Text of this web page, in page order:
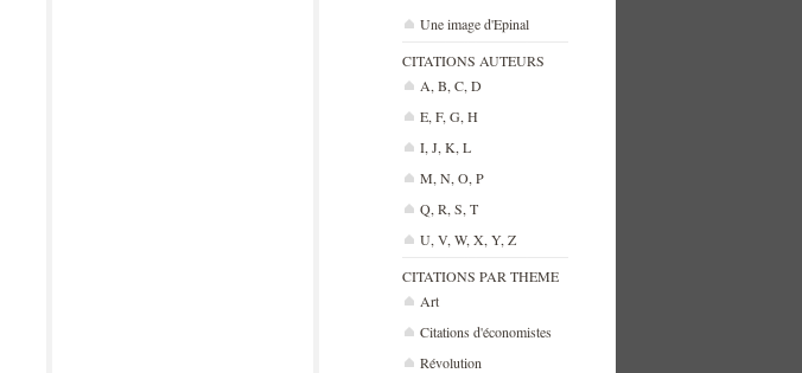
Une image d'Epinal
CITATIONS AUTEURS
A, B, C, D
E, F, G, H
I, J, K, L
M, N, O, P
Q, R, S, T
U, V, W, X, Y, Z
CITATIONS PAR THEME
Art
Citations d'économistes
Révolution